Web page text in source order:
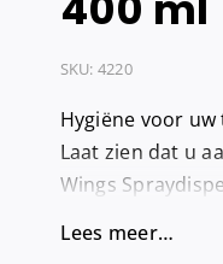
Keukenrol
SKU: 4220
Hygiëne voor
Laat zien dat u
Wings
Lees meer…